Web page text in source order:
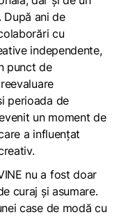
ani de
cu
independente,
punct de
perioada de
un moment de
a influențat
nu a fost doar
curaj și asumare.
case de modă cu